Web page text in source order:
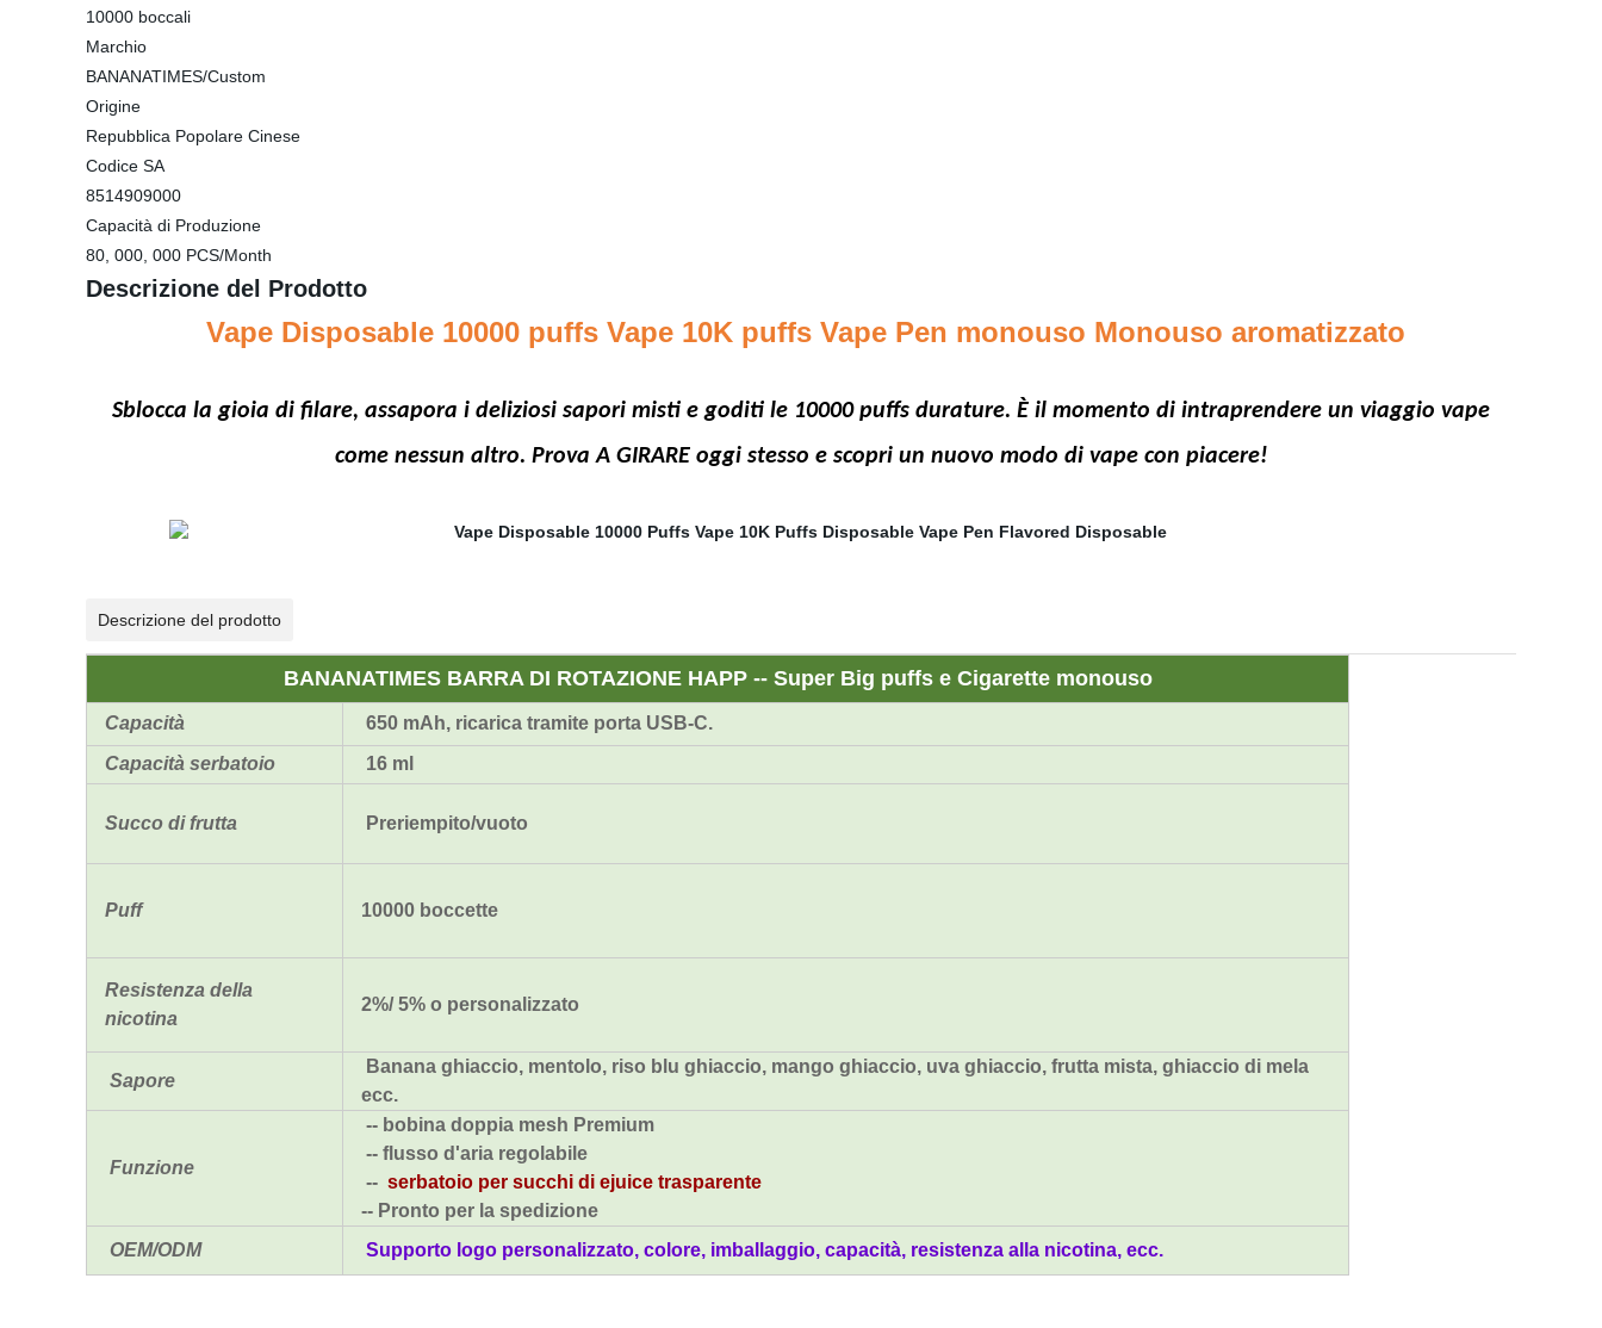
10000 boccali
Marchio
BANANATIMES/Custom
Origine
Repubblica Popolare Cinese
Codice SA
8514909000
Capacità di Produzione
80, 000, 000 PCS/Month
Descrizione del Prodotto
Vape Disposable 10000 puffs Vape 10K puffs Vape Pen monouso Monouso aromatizzato
Sblocca la gioia di filare, assapora i deliziosi sapori misti e goditi le 10000 puffs durature. È il momento di intraprendere un viaggio vape
come nessun altro. Prova A GIRARE oggi stesso e scopri un nuovo modo di vape con piacere!
Descrizione del prodotto
BANANATIMES BARRA DI ROTAZIONE HAPP -- Super Big puffs e Cigarette monouso
Capacità
650 mAh, ricarica tramite porta USB-C.
Capacità serbatoio
16 ml
Succo di frutta Preriempito/vuoto
Puff 10000 boccette
Resistenza della
nicotina
2%/ 5% o personalizzato
Sapore
Banana ghiaccio, mentolo, riso blu ghiaccio, mango ghiaccio, uva ghiaccio, frutta mista, ghiaccio di mela
ecc.
Funzione
-- bobina doppia mesh Premium
-- flusso d'aria regolabile
-- serbatoio per succhi di ejuice trasparente
-- Pronto per la spedizione
OEM/ODM
Supporto logo personalizzato, colore, imballaggio, capacità, resistenza alla nicotina, ecc.